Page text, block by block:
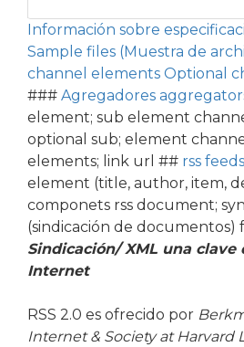
Información sobre
Sample files (Muestra de
channel elements Optional
### Agregadores
element; sub element
optional sub; element
elements; link url ## rss feeds
element (title, author, item,
componets rss document;
(sindicación de documentos)
Sindicación/ XML una clave
Internet
RSS 2.0 es ofrecido por
Internet & Society at Harvard